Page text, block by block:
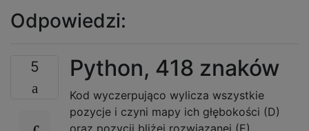
Odpowiedzi:
5 Python, 418 znaków
Kod wyczerpująco wylicza wszystkie
pozycje i czyni mapy ich głębokości (D)
oraz pozycji bliżej rozwiązanej (E).